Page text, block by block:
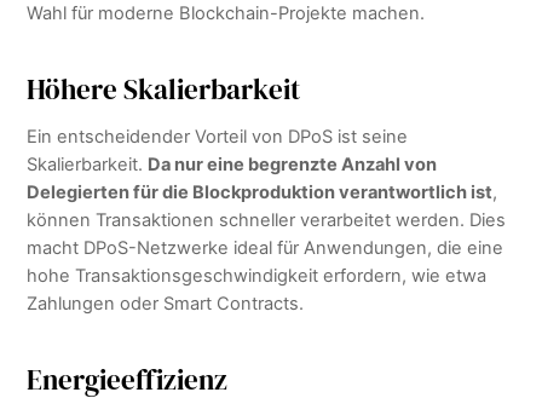
Wahl für moderne Blockchain-Projekte machen.
Höhere Skalierbarkeit
Ein entscheidender Vorteil von DPoS ist seine
Skalierbarkeit. Da nur eine begrenzte Anzahl von
Delegierten für die Blockproduktion verantwortlich ist,
können Transaktionen schneller verarbeitet werden. Dies
macht DPoS-Netzwerke ideal für Anwendungen, die eine
hohe Transaktionsgeschwindigkeit erfordern, wie etwa
Zahlungen oder Smart Contracts.
Energieeffizienz